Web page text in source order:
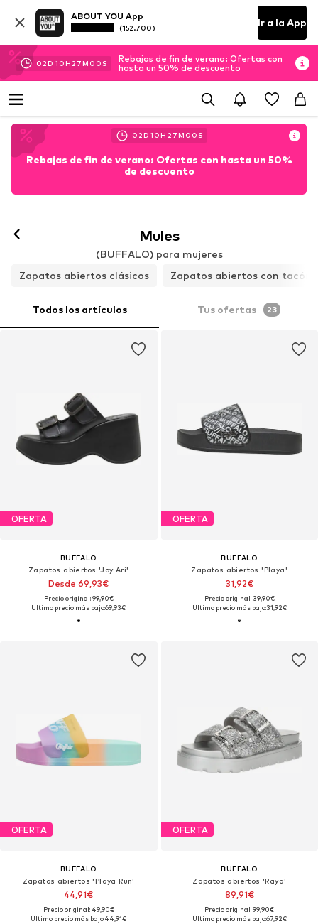
ABOUT YOU App
(152.700) Ir a la App
02D 10H 26M 58S
Rebajas de fin de verano: Ofertas con
hasta un 50% de descuento
02D 10H 26M 58S
Rebajas de fin de verano: Ofertas con hasta un 50%
de descuento
Mules
(BUFFALO) para mujeres
Zapatos abiertos clásicos
Zapatos abiertos con tacón
Todos los artículos Tus ofertas 23
OFERTA
BUFFALO
Zapatos abiertos 'Joy Ari'
Desde 69,93€
Precio original: 99,90€
Último precio más bajo:69,93€
OFERTA
BUFFALO
Zapatos abiertos 'Playa'
31,92€
Precio original: 39,90€
Último precio más bajo:31,92€
OFERTA
BUFFALO
Zapatos abiertos 'Playa Run'
44,91€
Precio original: 49,90€
Último precio más bajo:44,91€
OFERTA
BUFFALO
Zapatos abiertos 'Raya'
89,91€
Precio original: 99,90€
Último precio más bajo:67,92€